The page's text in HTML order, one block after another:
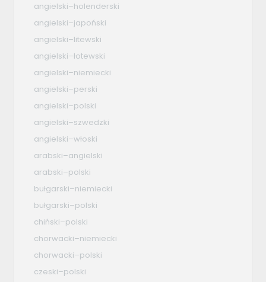
angielski–holenderski
angielski–japoński
angielski–litewski
angielski–łotewski
angielski–niemiecki
angielski–perski
angielski–polski
angielski–szwedzki
angielski–włoski
arabski–angielski
arabski–polski
bułgarski–niemiecki
bułgarski–polski
chiński–polski
chorwacki–niemiecki
chorwacki–polski
czeski–polski